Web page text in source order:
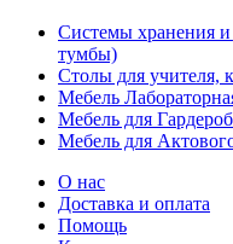
Системы хранения
тумбы)
Столы для учителя,
Мебель
Мебель для
Мебель для
О нас
Доставка и оплата
Помощь